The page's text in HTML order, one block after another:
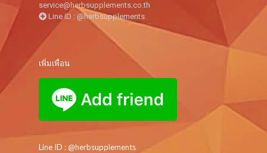
service@herbsupplements.co.th
Line ID : @herbsupplements
เพิ่มเพื่อน
Line ID : @herbsupplements